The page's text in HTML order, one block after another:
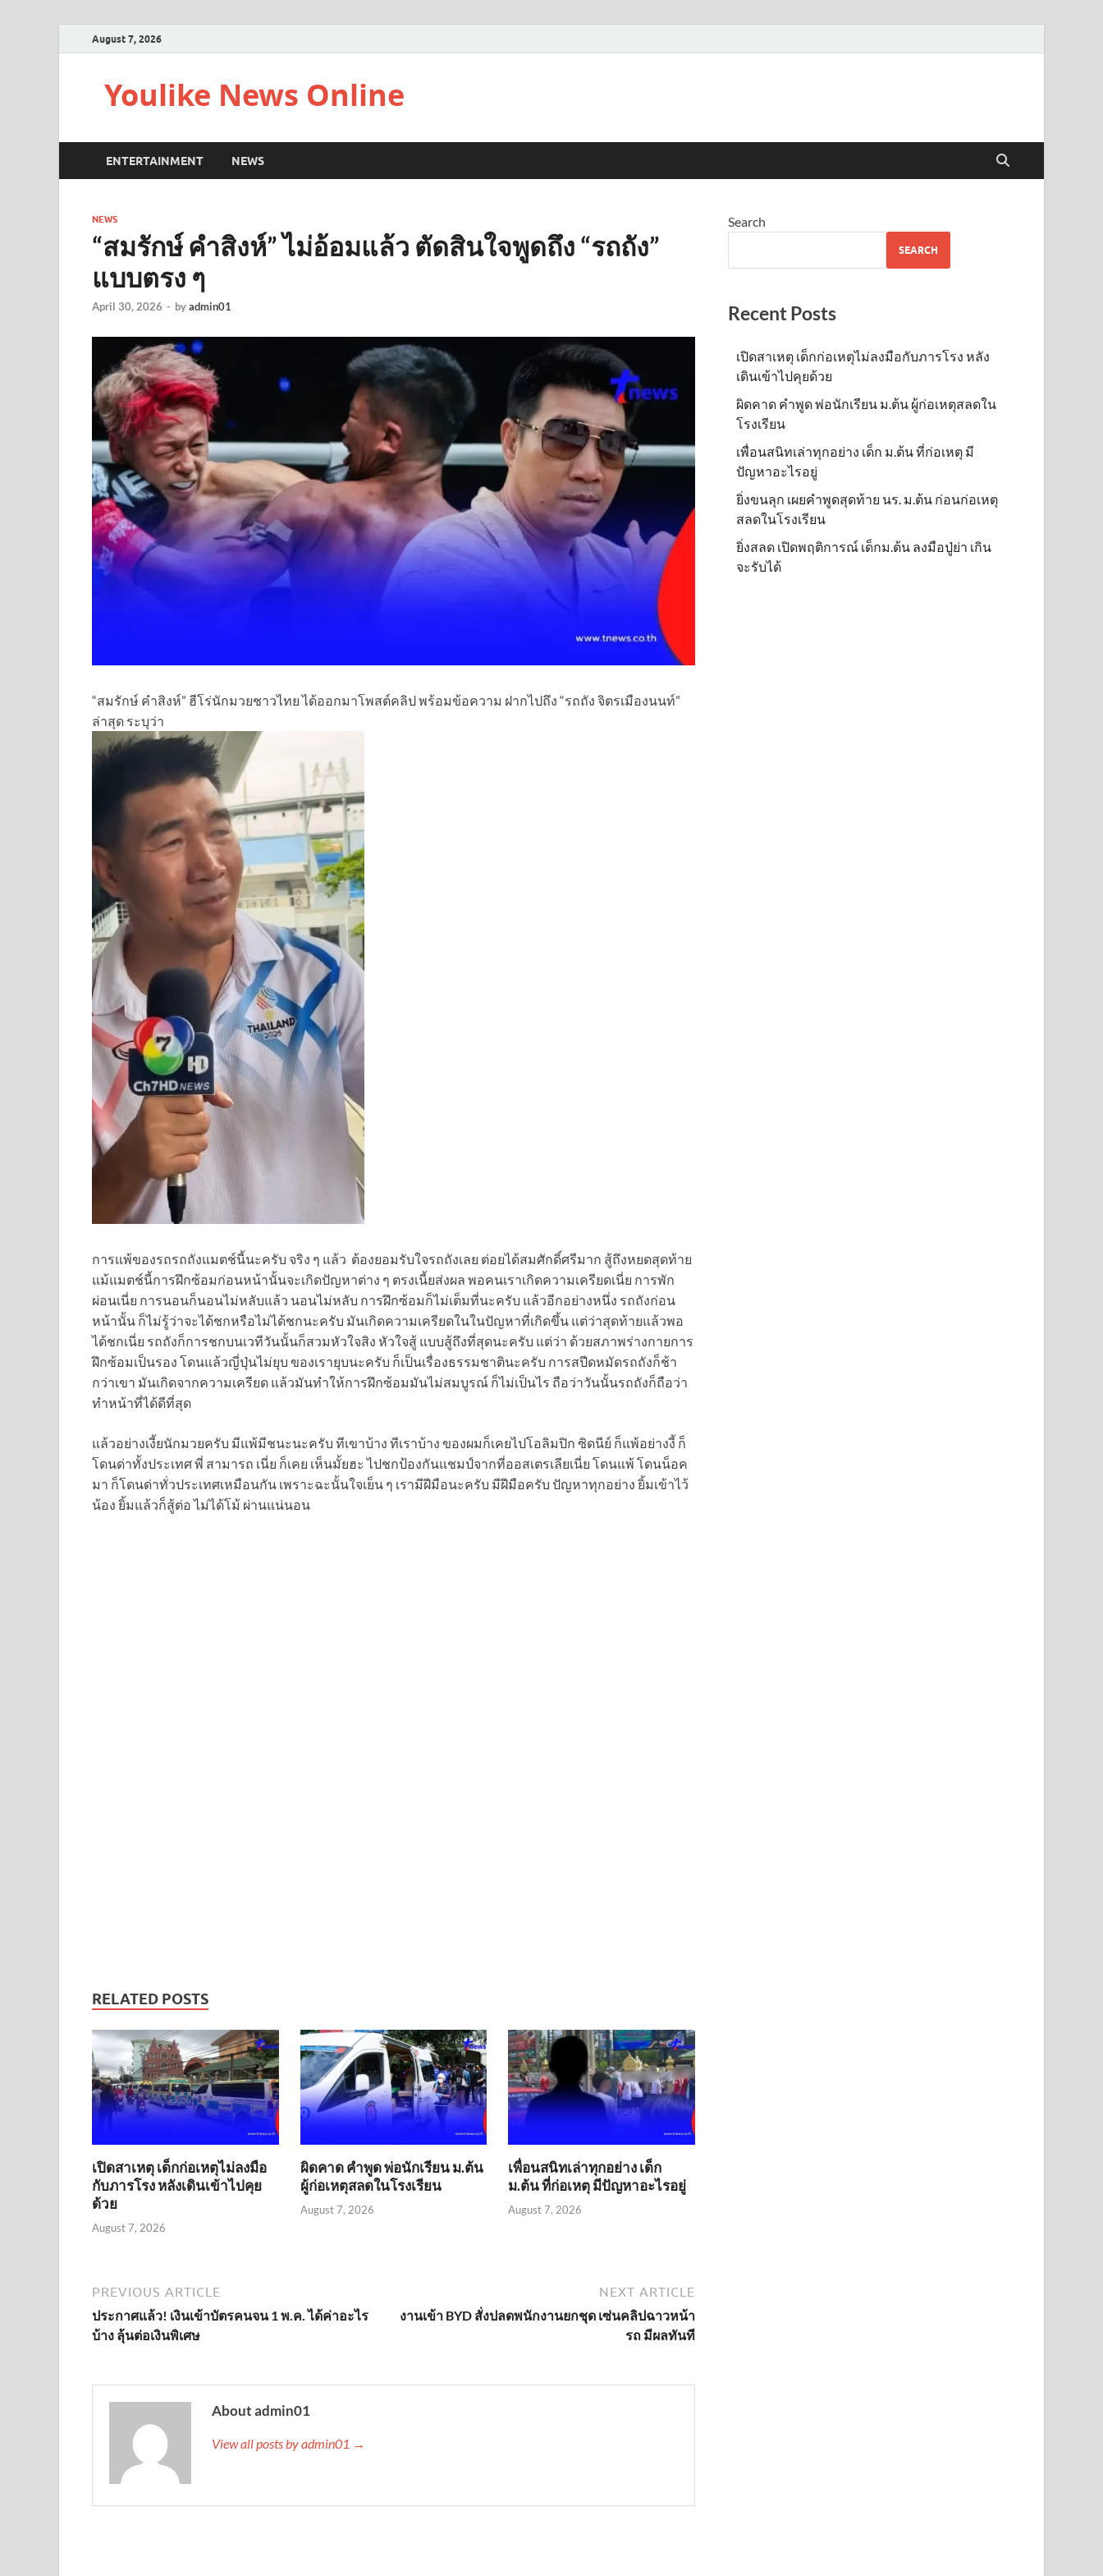
August 7, 2026
Youlike News Online
ENTERTAINMENT NEWS
NEWS
“สมรักษ์ คำสิงห์” ไม่อ้อมแล้ว ตัดสินใจพูดถึง “รถถัง”
แบบตรง ๆ
April 30, 2026 - byadmin01
“สมรักษ์ คำสิงห์” ฮีโร่นักมวยชาวไทย ได้ออกมาโพสต์คลิป พร้อมข้อความ ฝากไปถึง “รถถัง จิตรเมืองนนท์”
ล่าสุด ระบุว่า
การแพ้ของรถรถถังแมตช์นี้นะครับ จริง ๆ แล้ว ต้องยอมรับใจรถถังเลย ต่อยได้สมศักดิ์ศรีมาก สู้ถึงหยดสุดท้าย
แม้แมตช์นี้การฝึกซ้อมก่อนหน้านั้นจะเกิดปัญหาต่าง ๆ ตรงเนี้ยส่งผล พอคนเราเกิดความเครียดเนี่ย การพัก
ผ่อนเนี่ย การนอนก็นอนไม่หลับแล้ว นอนไม่หลับ การฝึกซ้อมก็ไม่เต็มที่นะครับ แล้วอีกอย่างหนึ่ง รถถังก่อน
หน้านั้น ก็ไม่รู้ว่าจะได้ชกหรือไม่ได้ชกนะครับ มันเกิดความเครียดในในปัญหาที่เกิดขึ้น แต่ว่าสุดท้ายแล้วพอ
ได้ชกเนี่ย รถถังก็การชกบนเวทีวันนั้นก็สวมหัวใจสิง หัวใจสู้ แบบสู้ถึงที่สุดนะครับ แต่ว่า ด้วยสภาพร่างกายการ
ฝึกซ้อมเป็นรอง โดนแล้วญี่ปุ่นไม่ยุบ ของเรายุบนะครับ ก็เป็นเรื่องธรรมชาตินะครับ การสปีดหมัดรถถังก็ช้า
กว่าเขา มันเกิดจากความเครียด แล้วมันทำให้การฝึกซ้อมมันไม่สมบูรณ์ ก็ไม่เป็นไร ถือว่าวันนั้นรถถังก็ถือว่า
ทำหน้าที่ได้ดีที่สุด
แล้วอย่างเงี้ยนักมวยครับ มีแพ้มีชนะนะครับ ทีเขาบ้าง ทีเราบ้าง ของผมก็เคยไปโอลิมปิก ซิดนีย์ ก็แพ้อย่างงี้ ก็
โดนด่าทั้งประเทศ พี่ สามารถ เนี่ย ก็เคย เห็นมั้ยฮะ ไปชกป้องกันแชมป์จากที่ออสเตรเลียเนี่ย โดนแพ้ โดนน็อค
มา ก็โดนด่าทั่วประเทศเหมือนกัน เพราะฉะนั้นใจเย็น ๆ เรามีฝีมือนะครับ มีฝีมือครับ ปัญหาทุกอย่าง ยิ้มเข้าไว้
น้อง ยิ้มแล้วก็สู้ต่อ ไม่ได้โม้ ผ่านแน่นอน
RELATED POSTS
เปิดสาเหตุ เด็กก่อเหตุไม่ลงมือ
กับภารโรง หลังเดินเข้าไปคุย
ด้วย
August 7, 2026
ผิดคาด คำพูด พ่อนักเรียน ม.ต้น
ผู้ก่อเหตุสลดในโรงเรียน
August 7, 2026
เพื่อนสนิทเล่าทุกอย่าง เด็ก
ม.ต้น ที่ก่อเหตุ มีปัญหาอะไรอยู่
August 7, 2026
PREVIOUS ARTICLE
ประกาศแล้ว! เงินเข้าบัตรคนจน 1 พ.ค. ได้ค่าอะไร
บ้าง ลุ้นต่อเงินพิเศษ
NEXT ARTICLE
งานเข้า BYD สั่งปลดพนักงานยกชุด เซ่นคลิปฉาวหน้า
รถ มีผลทันที
About admin01
View all posts by admin01 →
Search
SEARCH
Recent Posts
เปิดสาเหตุ เด็กก่อเหตุไม่ลงมือกับภารโรง หลัง
เดินเข้าไปคุยด้วย
ผิดคาด คำพูด พ่อนักเรียน ม.ต้น ผู้ก่อเหตุสลดใน
โรงเรียน
เพื่อนสนิทเล่าทุกอย่าง เด็ก ม.ต้น ที่ก่อเหตุ มี
ปัญหาอะไรอยู่
ยิ่งขนลุก เผยคำพูดสุดท้าย นร. ม.ต้น ก่อนก่อเหตุ
สลดในโรงเรียน
ยิ่งสลด เปิดพฤติการณ์ เด็กม.ต้น ลงมือปู่ย่า เกิน
จะรับได้